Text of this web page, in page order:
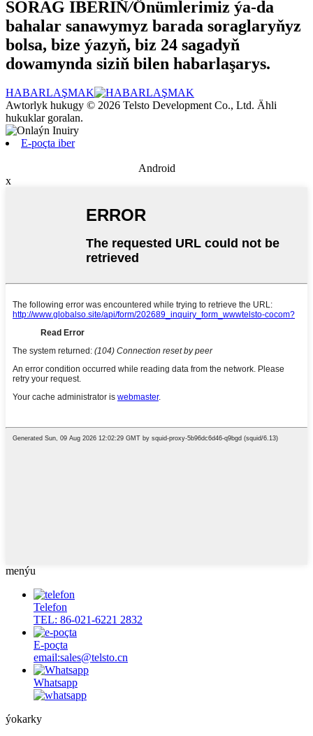
SORAG IBERIŇ/Önümlerimiz ýa-da
bahalar sanawymyz barada soraglaryňyz
bolsa, bize ýazyň, biz 24 sagadyň
dowamynda siziň bilen habarlaşarys.
HABARLAŞMAK
Awtorlyk hukugy © 2026 Telsto Development Co., Ltd. Ähli
hukuklar goralan.
E-poçta iber
Android
x
menýu
Telefon
TEL: 86-021-6221 2832
E-poçta
email:sales@telsto.cn
Whatsapp
ýokarky